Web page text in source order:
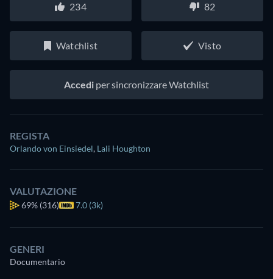
234 82
Watchlist Visto
Accedi per sincronizzare Watchlist
REGISTA
Orlando von Einsiedel, Lali Houghton
VALUTAZIONE
69% (316) 7.0 (3k)
GENERI
Documentario